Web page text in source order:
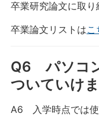
卒業研究論文に取り
卒業論文リストはこ
Q6 パソコ
ついていけ
A6 入学時点では使